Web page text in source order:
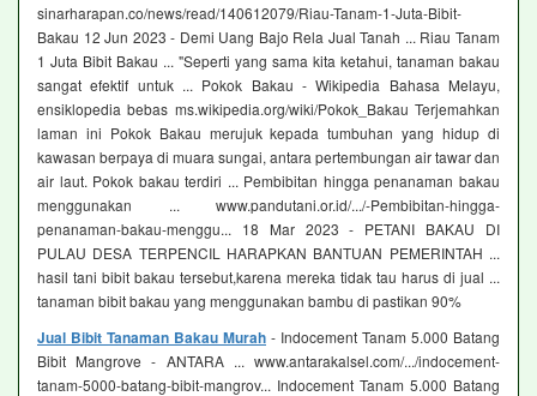
sinarharapan.co/news/read/140612079/Riau-Tanam-1-Juta-Bibit-
Bakau 12 Jun 2023 - Demi Uang Bajo Rela Jual Tanah ... Riau Tanam
1 Juta Bibit Bakau ... "Seperti yang sama kita ketahui, tanaman bakau
sangat efektif untuk ... Pokok Bakau - Wikipedia Bahasa Melayu,
ensiklopedia bebas ms.wikipedia.org/wiki/Pokok_Bakau Terjemahkan
laman ini Pokok Bakau merujuk kepada tumbuhan yang hidup di
kawasan berpaya di muara sungai, antara pertembungan air tawar dan
air laut. Pokok bakau terdiri ... Pembibitan hingga penanaman bakau
menggunakan ... www.pandutani.or.id/.../-Pembibitan-hingga-
penanaman-bakau-menggu... 18 Mar 2023 - PETANI BAKAU DI
PULAU DESA TERPENCIL HARAPKAN BANTUAN PEMERINTAH ...
hasil tani bibit bakau tersebut,karena mereka tidak tau harus di jual ...
tanaman bibit bakau yang menggunakan bambu di pastikan 90%
Jual Bibit Tanaman Bakau Murah - Indocement Tanam 5.000 Batang
Bibit Mangrove - ANTARA ... www.antarakalsel.com/.../indocement-
tanam-5000-batang-bibit-mangrov... Indocement Tanam 5.000 Batang